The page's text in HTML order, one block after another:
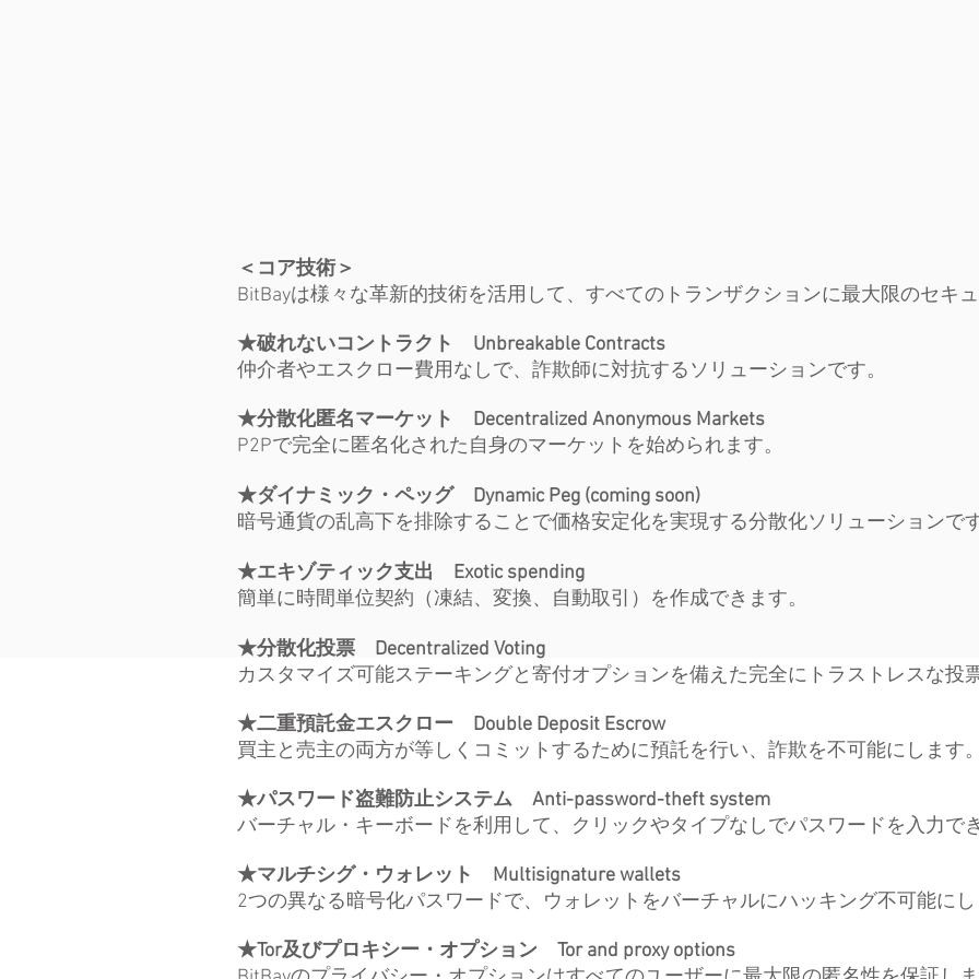
＜コア技術＞
BitBayは様々な革新的技術を活用して、すべてのトランザクションに最大限のセキ
★破れないコントラクト Unbreakable Contracts
仲介者やエスクロー費用なしで、詐欺師に対抗するソリューションです。
★分散化匿名マーケット Decentralized Anonymous Markets
P2Pで完全に匿名化された自身のマーケットを始められます。
★ダイナミック・ペッグ Dynamic Peg (coming soon)
暗号通貨の乱高下を排除することで価格安定化を実現する分散化ソリューションです
★エキゾティック支出 Exotic spending
簡単に時間単位契約（凍結、変換、自動取引）を作成できます。
★分散化投票 Decentralized Voting
カスタマイズ可能ステーキングと寄付オプションを備えた完全にトラストレスな投票
★二重預託金エスクロー Double Deposit Escrow
買主と売主の両方が等しくコミットするために預託を行い、詐欺を不可能にします。
★パスワード盗難防止システム Anti-password-theft system
バーチャル・キーボードを利用して、クリックやタイプなしでパスワードを入力でき
★マルチシグ・ウォレット Multisignature wallets
2つの異なる暗号化パスワードで、ウォレットをバーチャルにハッキング不可能にし
★Tor及びプロキシー・オプション Tor and proxy options